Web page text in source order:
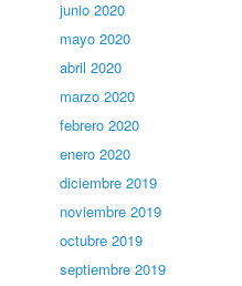
junio 2020
mayo 2020
abril 2020
marzo 2020
febrero 2020
enero 2020
diciembre 2019
noviembre 2019
octubre 2019
septiembre 2019